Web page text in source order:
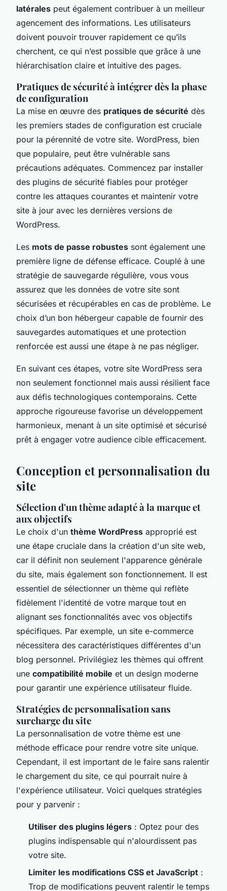
latérales peut également contribuer à un meilleur
agencement des informations. Les utilisateurs
doivent pouvoir trouver rapidement ce qu’ils
cherchent, ce qui n’est possible que grâce à une
hiérarchisation claire et intuitive des pages.
Pratiques de sécurité à intégrer dès la phase
de configuration
La mise en œuvre des pratiques de sécurité dès
les premiers stades de configuration est cruciale
pour la pérennité de votre site. WordPress, bien
que populaire, peut être vulnérable sans
précautions adéquates. Commencez par installer
des plugins de sécurité fiables pour protéger
contre les attaques courantes et maintenir votre
site à jour avec les dernières versions de
WordPress.
Les mots de passe robustes sont également une
première ligne de défense efficace. Couplé à une
stratégie de sauvegarde régulière, vous vous
assurez que les données de votre site sont
sécurisées et récupérables en cas de problème. Le
choix d’un bon hébergeur capable de fournir des
sauvegardes automatiques et une protection
renforcée est aussi une étape à ne pas négliger.
En suivant ces étapes, votre site WordPress sera
non seulement fonctionnel mais aussi résilient face
aux défis technologiques contemporains. Cette
approche rigoureuse favorise un développement
harmonieux, menant à un site optimisé et sécurisé
prêt à engager votre audience cible efficacement.
Conception et personnalisation du
site
Sélection d'un thème adapté à la marque et
aux objectifs
Le choix d'un thème WordPress approprié est
une étape cruciale dans la création d'un site web,
car il définit non seulement l'apparence générale
du site, mais également son fonctionnement. Il est
essentiel de sélectionner un thème qui reflète
fidèlement l'identité de votre marque tout en
alignant ses fonctionnalités avec vos objectifs
spécifiques. Par exemple, un site e-commerce
nécessitera des caractéristiques différentes d'un
blog personnel. Privilégiez les thèmes qui offrent
une compatibilité mobile et un design moderne
pour garantir une expérience utilisateur fluide.
Stratégies de personnalisation sans
surcharge du site
La personnalisation de votre thème est une
méthode efficace pour rendre votre site unique.
Cependant, il est important de le faire sans ralentir
le chargement du site, ce qui pourrait nuire à
l'expérience utilisateur. Voici quelques stratégies
pour y parvenir :
Utiliser des plugins légers : Optez pour des
plugins indispensable qui n'alourdissent pas
votre site.
Limiter les modifications CSS et JavaScript :
Trop de modifications peuvent ralentir le temps